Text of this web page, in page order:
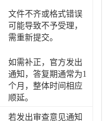
文件不齐或格式错误
可能导致不予受理，
需重新提交。
如需补正，官方发出
通知，答复期通常为1
个月，整体时间相应
顺延。
若发出审查意见通知